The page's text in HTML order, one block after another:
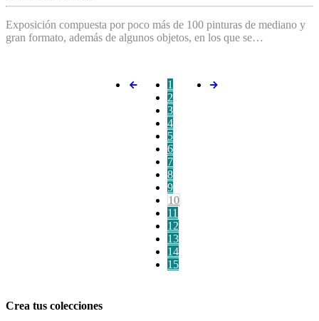
Exposición compuesta por poco más de 100 pinturas de mediano y
gran formato, además de algunos objetos, en los que se…
1
2
3
4
5
6
7
8
9
10
11
12
13
14
15
Crea tus colecciones